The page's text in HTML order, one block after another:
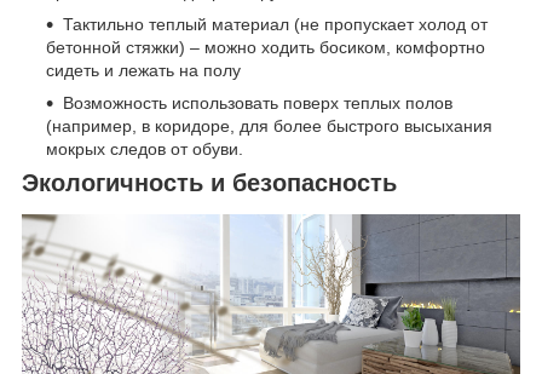
Тактильно теплый материал (не пропускает холод от
бетонной стяжки) – можно ходить босиком, комфортно
сидеть и лежать на полу
Возможность использовать поверх теплых полов
(например, в коридоре, для более быстрого высыхания
мокрых следов от обуви.
Экологичность и безопасность